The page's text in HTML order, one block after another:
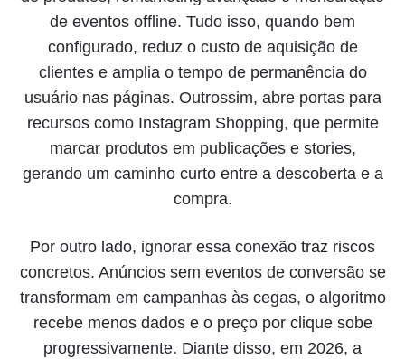
de eventos offline. Tudo isso, quando bem
configurado, reduz o custo de aquisição de
clientes e amplia o tempo de permanência do
usuário nas páginas. Outrossim, abre portas para
recursos como Instagram Shopping, que permite
marcar produtos em publicações e stories,
gerando um caminho curto entre a descoberta e a
compra.
Por outro lado, ignorar essa conexão traz riscos
concretos. Anúncios sem eventos de conversão se
transformam em campanhas às cegas, o algoritmo
recebe menos dados e o preço por clique sobe
progressivamente. Diante disso, em 2026, a